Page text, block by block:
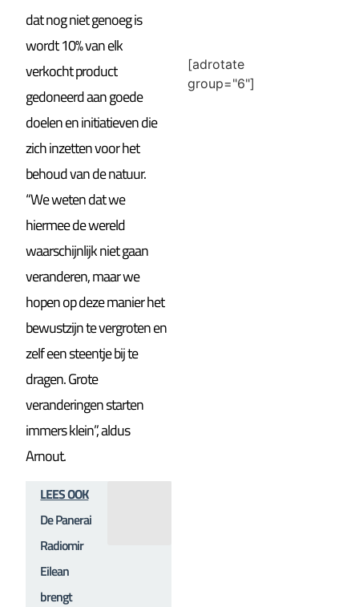
dat nog niet genoeg is
wordt 10% van elk
verkocht product
gedoneerd aan goede
doelen en initiatieven die
zich inzetten voor het
behoud van de natuur.
“We weten dat we
hiermee de wereld
waarschijnlijk niet gaan
veranderen, maar we
hopen op deze manier het
bewustzijn te vergroten en
zelf een steentje bij te
dragen. Grote
veranderingen starten
immers klein”, aldus
Arnout.
LEES OOK
De Panerai
Radiomir
Eilean
brengt
[adrotate
group="6"]